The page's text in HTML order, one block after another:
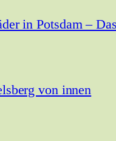
in Potsdam –
von innen